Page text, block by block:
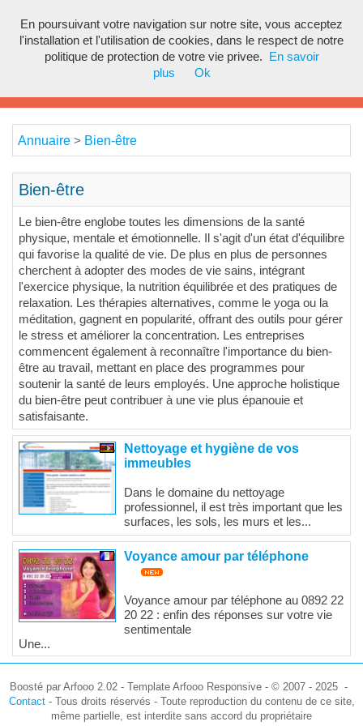
Annuaire > Bien-être
Bien-être
Le bien-être englobe toutes les dimensions de la santé
physique, mentale et émotionnelle. Il s'agit d'un état d'équilibre
qui favorise la qualité de vie. De plus en plus de personnes
cherchent à adopter des modes de vie sains, intégrant
l'exercice physique, la nutrition équilibrée et des pratiques de
relaxation. Les thérapies alternatives, comme le yoga ou la
méditation, gagnent en popularité, offrant des outils pour gérer
le stress et améliorer la concentration. Les entreprises
commencent également à reconnaître l'importance du bien-
être au travail, mettant en place des programmes pour
soutenir la santé de leurs employés. Une approche holistique
du bien-être peut contribuer à une vie plus épanouie et
satisfaisante.
Nettoyage et hygiène de vos
immeubles
Dans le domaine du nettoyage
professionnel, il est très important que les
surfaces, les sols, les murs et les...
Voyance amour par téléphone
Voyance amour par téléphone au 0892 22
20 22 : enfin des réponses sur votre vie
sentimentale
Une...
Boosté par Arfooo 2.02 - Template Arfooo Responsive - © 2007 - 2025 -
Contact- Tous droits réservés - Toute reproduction du contenu de ce site,
même partielle, est interdite sans accord du propriétaire
En poursuivant votre navigation sur notre site, vous acceptez
l'installation et l'utilisation de cookies, dans le respect de notre
politique de protection de votre vie privee.
En savoir
plus
Ok